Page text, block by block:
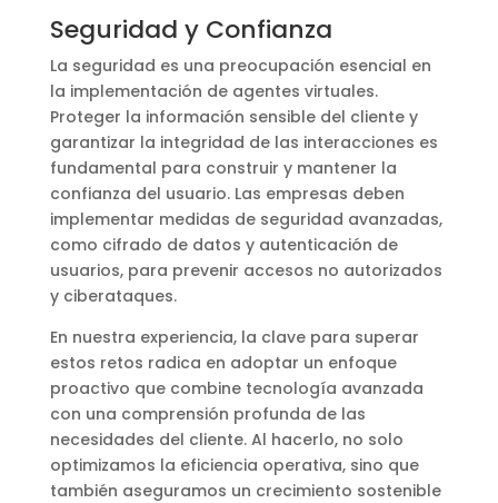
Seguridad y Confianza
La seguridad es una preocupación esencial en
la implementación de agentes virtuales.
Proteger la información sensible del cliente y
garantizar la integridad de las interacciones es
fundamental para construir y mantener la
confianza del usuario. Las empresas deben
implementar medidas de seguridad avanzadas,
como cifrado de datos y autenticación de
usuarios, para prevenir accesos no autorizados
y ciberataques.
En nuestra experiencia, la clave para superar
estos retos radica en adoptar un enfoque
proactivo que combine tecnología avanzada
con una comprensión profunda de las
necesidades del cliente. Al hacerlo, no solo
optimizamos la eficiencia operativa, sino que
también aseguramos un crecimiento sostenible